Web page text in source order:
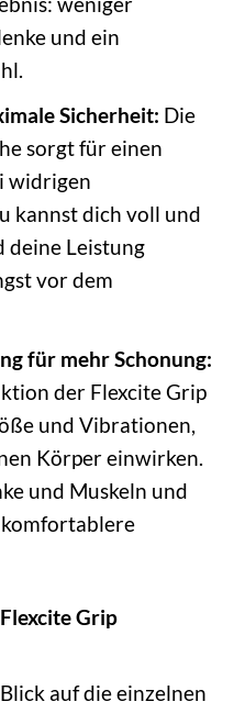
und ein
Sicherheit: Die
sorgt für einen
widrigen
kannst dich voll und
deine Leistung
vor dem
für mehr Schonung:
der Flexcite Grip
und Vibrationen,
Körper einwirken.
und Muskeln und
Grip
auf die einzelnen